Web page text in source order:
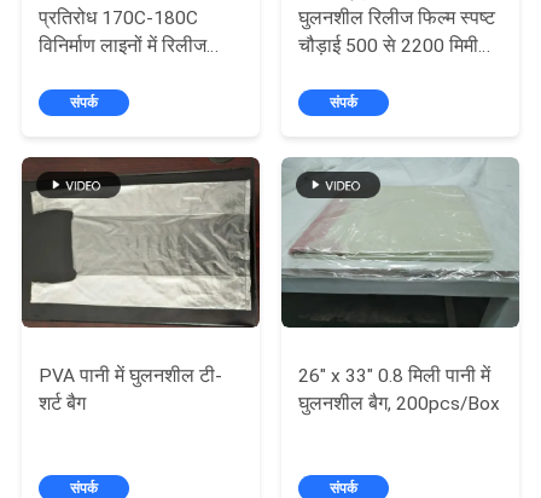
साइटमैप
PRIVACY
POLICY
प्रतिरोध 170C-180C
विनिर्माण लाइनों में रिलीज
प्रदान करता है
संपर्क
घुलनशील रिलीज फिल्म स्पष्ट
चौड़ाई 500 से 2200 मिमी
अनुप्रयोगों के लिए आदर्श
संपर्क
PVA पानी में घुलनशील टी-
शर्ट बैग
संपर्क
26" x 33" 0.8 मिली पानी में
घुलनशील बैग, 200pcs/Box
संपर्क